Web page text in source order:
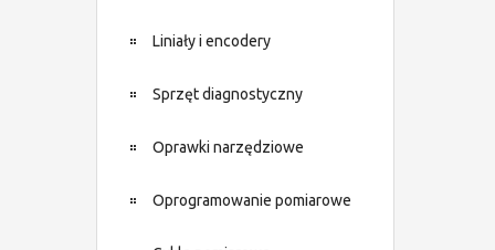
Liniały i encodery
Sprzęt diagnostyczny
Oprawki narzędziowe
Oprogramowanie pomiarowe